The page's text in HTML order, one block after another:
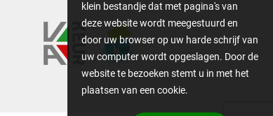
klein bestandje dat met pagina's van
deze website wordt meegestuurd en
door uw browser op uw harde schrijf van
uw computer wordt opgeslagen. Door de
website te bezoeken stemt u in met het
plaatsen van een cookie.